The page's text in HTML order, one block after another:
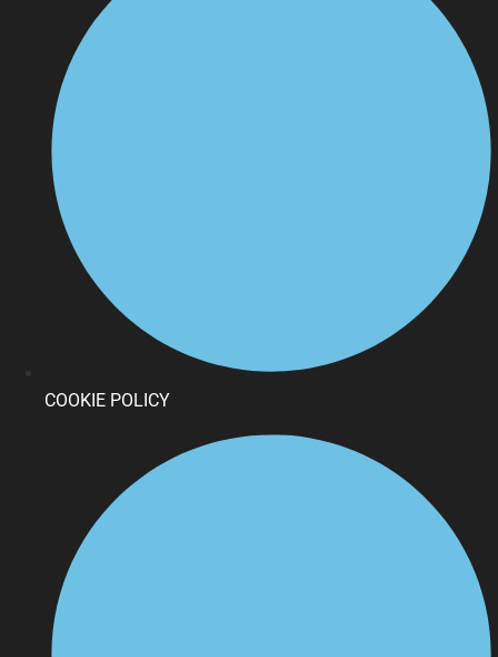
COOKIE POLICY